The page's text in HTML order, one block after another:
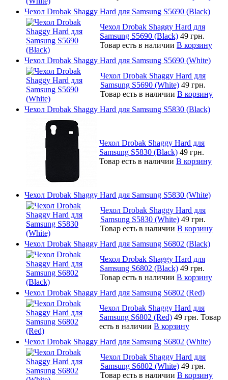
Чехол Drobak Shaggy Hard для Samsung S5690 (Black)
Чехол Drobak Shaggy Hard для
Samsung S5690 (Black) 49 грн.
Товар есть в наличии В корзину
Чехол Drobak Shaggy Hard для Samsung S5690 (White)
Чехол Drobak Shaggy Hard для
Samsung S5690 (White) 49 грн.
Товар есть в наличии В корзину
Чехол Drobak Shaggy Hard для Samsung S5830 (Black)
Чехол Drobak Shaggy Hard для
Samsung S5830 (Black) 49 грн.
Товар есть в наличии В корзину
Чехол Drobak Shaggy Hard для Samsung S5830 (White)
Чехол Drobak Shaggy Hard для
Samsung S5830 (White) 49 грн.
Товар есть в наличии В корзину
Чехол Drobak Shaggy Hard для Samsung S6802 (Black)
Чехол Drobak Shaggy Hard для
Samsung S6802 (Black) 49 грн.
Товар есть в наличии В корзину
Чехол Drobak Shaggy Hard для Samsung S6802 (Red)
Чехол Drobak Shaggy Hard для
Samsung S6802 (Red) 49 грн. Товар
есть в наличии В корзину
Чехол Drobak Shaggy Hard для Samsung S6802 (White)
Чехол Drobak Shaggy Hard для
Samsung S6802 (White) 49 грн.
Товар есть в наличии В корзину